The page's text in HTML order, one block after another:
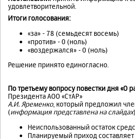
удовлетворительной.
Итоги голосования:
«за» - 78 (семьдесят восемь)
«против» - 0 (ноль)
«воздержался» - 0 (ноль)
Решение принято единогласно.
По третьему вопросу повестки дня «О
Президента АОО «СтАР»
А.И. Яременко, который предложил
(информация представлена на слайдах).
Неиспользованный остаток
Планируемый приход